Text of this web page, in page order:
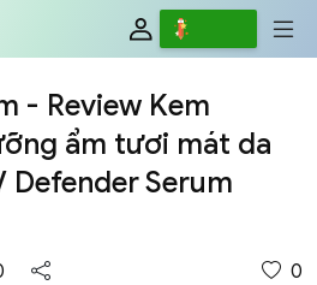
- Review Kem
ẩm tươi mát da
Defender Serum
0